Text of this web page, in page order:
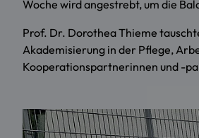
Woche wird angestrebt, um die
Prof. Dr. Dorothea Thieme
Akademisierung in der Pflege,
Kooperationspartnerinnen und -